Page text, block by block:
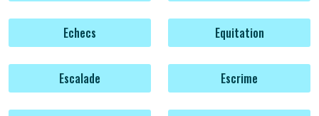
Echecs Equitation
Escalade Escrime